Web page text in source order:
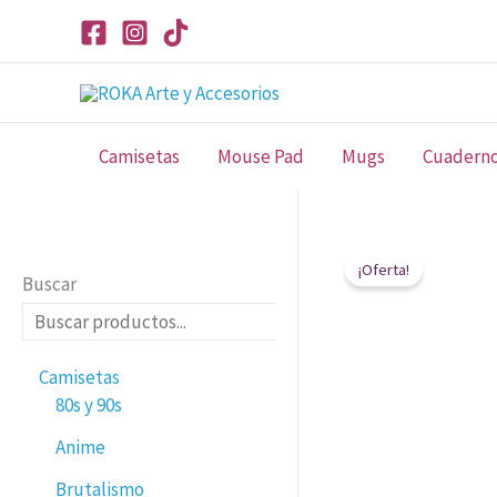
Camisetas Mouse Pad Mugs
Buscar
Camisetas
80s y 90s
Anime
Brutalismo
¡Oferta!